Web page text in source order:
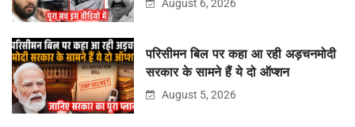
August 6, 2026
परिसीमन बिल पर कहा आ रही अड़चनमोदी
सरकार के सामने हैं ये दो ऑप्शन
August 5, 2026